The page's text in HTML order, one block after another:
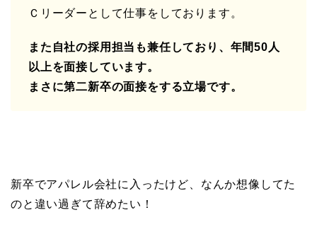
Ｃリーダーとして仕事をしております。
また自社の採用担当も兼任しており、年間50人
以上を面接しています。
まさに第二新卒の面接をする立場です。
新卒でアパレル会社に入ったけど、なんか想像してた
のと違い過ぎて辞めたい！